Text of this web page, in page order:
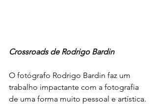
Crossroads de Rodrigo Bardin
O fotógrafo Rodrigo Bardin faz um
trabalho impactante com a fotografia
de uma forma muito pessoal e artística.